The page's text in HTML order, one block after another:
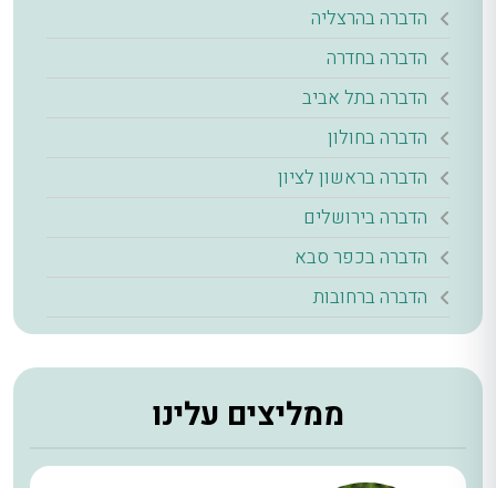
הדברה בהרצליה
הדברה בחדרה
הדברה בתל אביב
הדברה בחולון
הדברה בראשון לציון
הדברה בירושלים
הדברה בכפר סבא
הדברה ברחובות
ממליצים עלינו